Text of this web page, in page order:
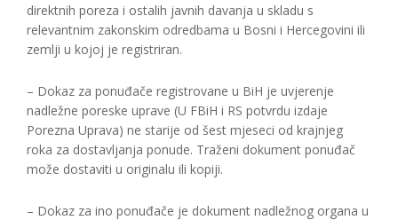
direktnih poreza i ostalih javnih davanja u skladu s
relevantnim zakonskim odredbama u Bosni i Hercegovini ili
zemlji u kojoj je registriran.
– Dokaz za ponuđače registrovane u BiH je uvjerenje
nadležne poreske uprave (U FBiH i RS potvrdu izdaje
Porezna Uprava) ne starije od šest mjeseci od krajnjeg
roka za dostavljanja ponude. Traženi dokument ponuđač
može dostaviti u originalu ili kopiji.
– Dokaz za ino ponuđače je dokument nadležnog organa u